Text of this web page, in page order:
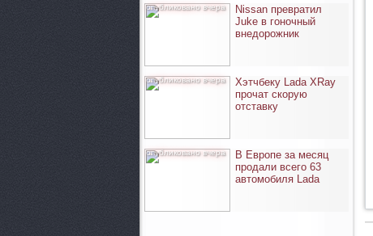
опубликовано вчера
Nissan превратил
Juke в гоночный
внедорожник
опубликовано вчера
Хэтчбеку Lada XRay
прочат скорую
отставку
опубликовано вчера
В Европе за месяц
продали всего 63
автомобиля Lada